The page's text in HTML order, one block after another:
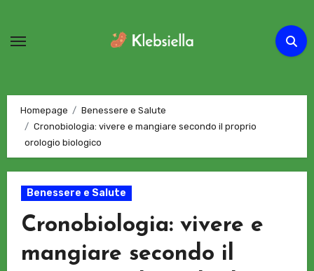
contenuto
Homepage
Benessere e Salute
Cronobiologia: vivere e mangiare secondo il proprio
orologio biologico
Benessere e Salute
Cronobiologia: vivere e
mangiare secondo il